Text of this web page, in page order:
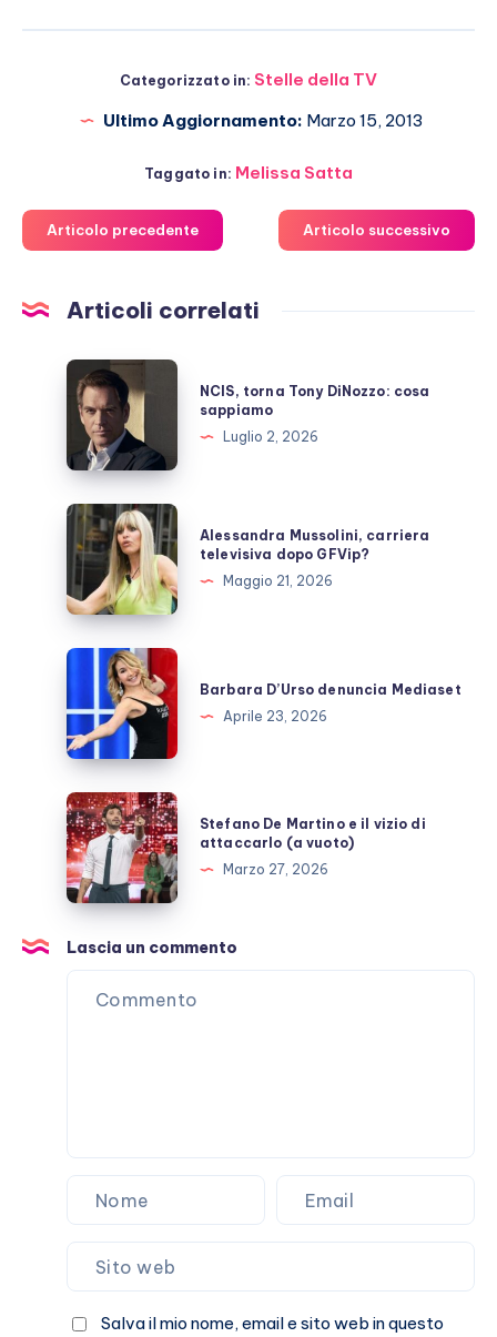
Categorizzato in: Stelle della TV
Ultimo Aggiornamento: Marzo 15, 2013
Taggato in: Melissa Satta
Articolo precedente Articolo successivo
Articoli correlati
NCIS,
torna
Tony
DiNozzo:
cosa
sappiamo
NCIS, torna Tony DiNozzo: cosa
sappiamo
Luglio 2, 2026
Alessandra
Mussolini,
carriera
televisiva
dopo
GFVip?
Alessandra Mussolini, carriera
televisiva dopo GFVip?
Maggio 21, 2026
Barbara
D’Urso
denuncia
Mediaset
Barbara D’Urso denuncia Mediaset
Aprile 23, 2026
Stefano
De
Martino
e
vizio
di
attaccarlo
Stefano De Martino e il vizio di
attaccarlo (a vuoto)
Marzo 27, 2026
Lascia un commento
Salva il mio nome, email e sito web in questo